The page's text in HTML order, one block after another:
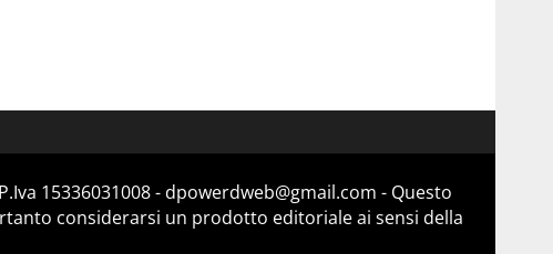
15336031008 - dpowerdweb@gmail.com - Questo
considerarsi un prodotto editoriale ai sensi della